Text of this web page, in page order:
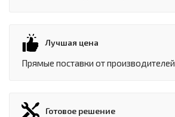
Лучшая цена
Прямые поставки от производителей
Готовое решение